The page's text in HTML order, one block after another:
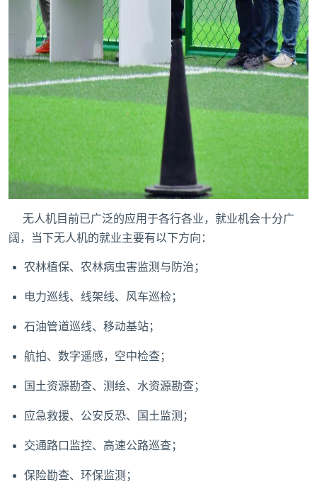
无人机目前已广泛的应用于各行各业，就业机会十分广
阔，当下无人机的就业主要有以下方向：
农林植保、农林病虫害监测与防治；
电力巡线、线架线、风车巡检；
石油管道巡线、移动基站；
航拍、数字遥感，空中检查；
国土资源勘查、测绘、水资源勘查；
应急救援、公安反恐、国土监测；
交通路口监控、高速公路巡查；
保险勘查、环保监测；